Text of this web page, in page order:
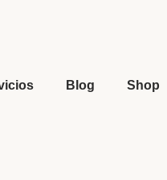
Blog Shop